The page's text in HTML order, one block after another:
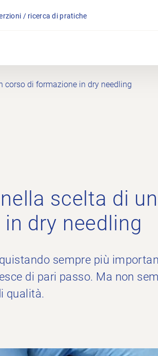
/ ricerca di pratiche
corso di formazione in dry needling
scelta di
dry needling
sempre più
di pari passo. Ma non
qualità.